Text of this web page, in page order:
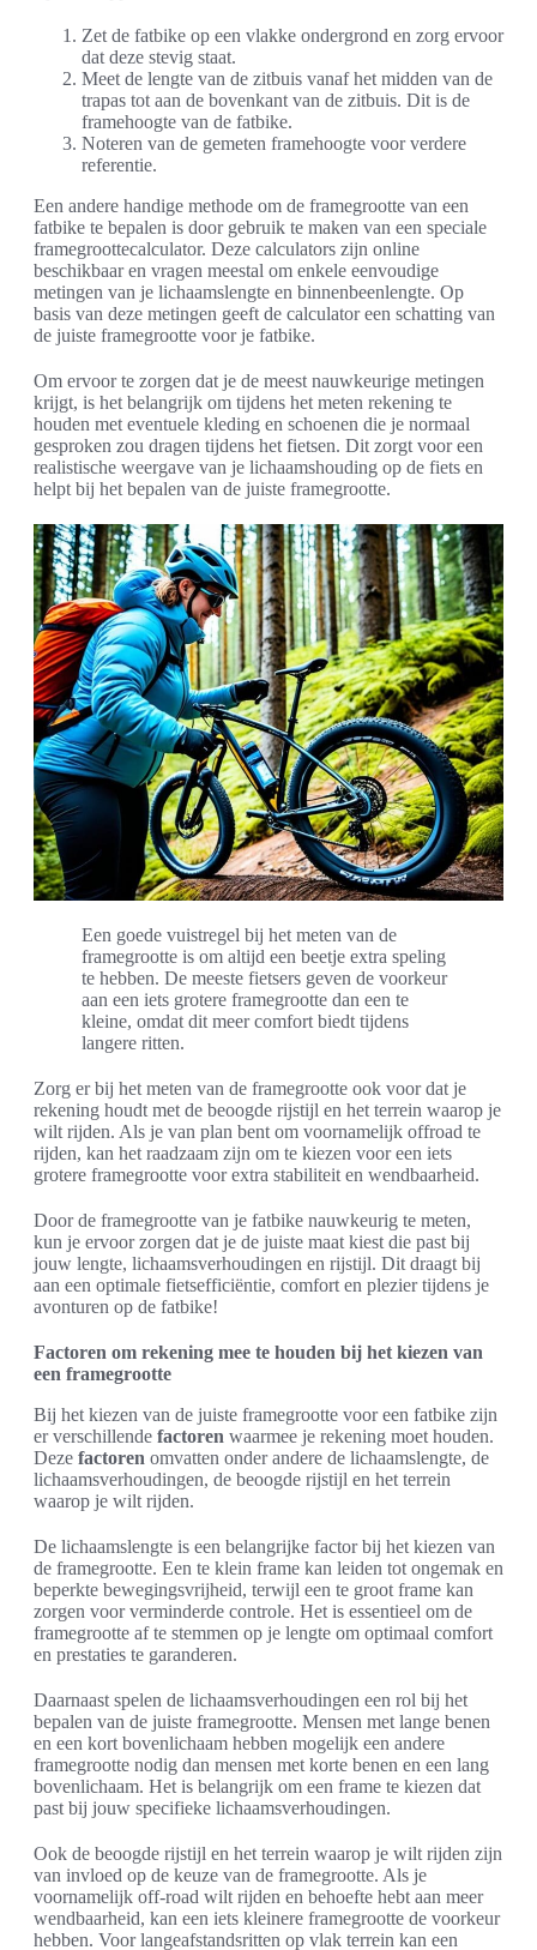
Zet de fatbike op een vlakke ondergrond en zorg ervoor
dat deze stevig staat.
Meet de lengte van de zitbuis vanaf het midden van de
trapas tot aan de bovenkant van de zitbuis. Dit is de
framehoogte van de fatbike.
Noteren van de gemeten framehoogte voor verdere
referentie.
Een andere handige methode om de framegrootte van een
fatbike te bepalen is door gebruik te maken van een speciale
framegroottecalculator. Deze calculators zijn online
beschikbaar en vragen meestal om enkele eenvoudige
metingen van je lichaamslengte en binnenbeenlengte. Op
basis van deze metingen geeft de calculator een schatting van
de juiste framegrootte voor je fatbike.
Om ervoor te zorgen dat je de meest nauwkeurige metingen
krijgt, is het belangrijk om tijdens het meten rekening te
houden met eventuele kleding en schoenen die je normaal
gesproken zou dragen tijdens het fietsen. Dit zorgt voor een
realistische weergave van je lichaamshouding op de fiets en
helpt bij het bepalen van de juiste framegrootte.
Een goede vuistregel bij het meten van de
framegrootte is om altijd een beetje extra speling
te hebben. De meeste fietsers geven de voorkeur
aan een iets grotere framegrootte dan een te
kleine, omdat dit meer comfort biedt tijdens
langere ritten.
Zorg er bij het meten van de framegrootte ook voor dat je
rekening houdt met de beoogde rijstijl en het terrein waarop je
wilt rijden. Als je van plan bent om voornamelijk offroad te
rijden, kan het raadzaam zijn om te kiezen voor een iets
grotere framegrootte voor extra stabiliteit en wendbaarheid.
Door de framegrootte van je fatbike nauwkeurig te meten,
kun je ervoor zorgen dat je de juiste maat kiest die past bij
jouw lengte, lichaamsverhoudingen en rijstijl. Dit draagt bij
aan een optimale fietsefficiëntie, comfort en plezier tijdens je
avonturen op de fatbike!
Factoren om rekening mee te houden bij het kiezen van
een framegrootte
Bij het kiezen van de juiste framegrootte voor een fatbike zijn
er verschillende factoren waarmee je rekening moet houden.
Deze factoren omvatten onder andere de lichaamslengte, de
lichaamsverhoudingen, de beoogde rijstijl en het terrein
waarop je wilt rijden.
De lichaamslengte is een belangrijke factor bij het kiezen van
de framegrootte. Een te klein frame kan leiden tot ongemak en
beperkte bewegingsvrijheid, terwijl een te groot frame kan
zorgen voor verminderde controle. Het is essentieel om de
framegrootte af te stemmen op je lengte om optimaal comfort
en prestaties te garanderen.
Daarnaast spelen de lichaamsverhoudingen een rol bij het
bepalen van de juiste framegrootte. Mensen met lange benen
en een kort bovenlichaam hebben mogelijk een andere
framegrootte nodig dan mensen met korte benen en een lang
bovenlichaam. Het is belangrijk om een frame te kiezen dat
past bij jouw specifieke lichaamsverhoudingen.
Ook de beoogde rijstijl en het terrein waarop je wilt rijden zijn
van invloed op de keuze van de framegrootte. Als je
voornamelijk off-road wilt rijden en behoefte hebt aan meer
wendbaarheid, kan een iets kleinere framegrootte de voorkeur
hebben. Voor langeafstandsritten op vlak terrein kan een